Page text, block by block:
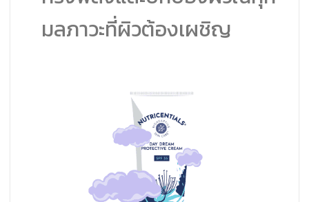
มลภาวะที่ผิวต้องเผชิญ